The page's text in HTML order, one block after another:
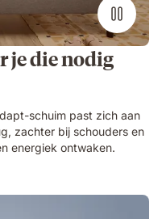
je die nodig
schuim past zich aan
zachter bij schouders en
energiek ontwaken.